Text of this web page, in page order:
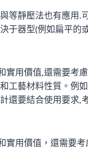
等靜壓法也有應用.
于器型(例如扁平的
實用價值,還需要考
工藝材料性質。例
還要結合使用要求,
實用價值，還需要